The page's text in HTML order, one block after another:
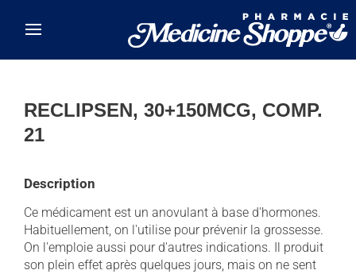
RECLIPSEN, 30+150MCG, COMP.
21
Description
Ce médicament est un anovulant à base d'hormones.
Habituellement, on l'utilise pour prévenir la grossesse.
On l'emploie aussi pour d'autres indications. Il produit
son plein effet après quelques jours, mais on ne sent